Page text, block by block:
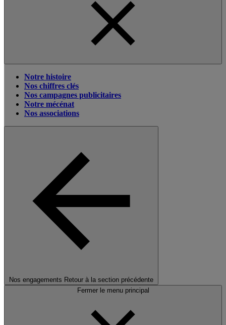
Notre histoire
Nos chiffres clés
Nos campagnes publicitaires
Notre mécénat
Nos associations
Nos engagements Retour à la section précédente
Fermer le menu principal